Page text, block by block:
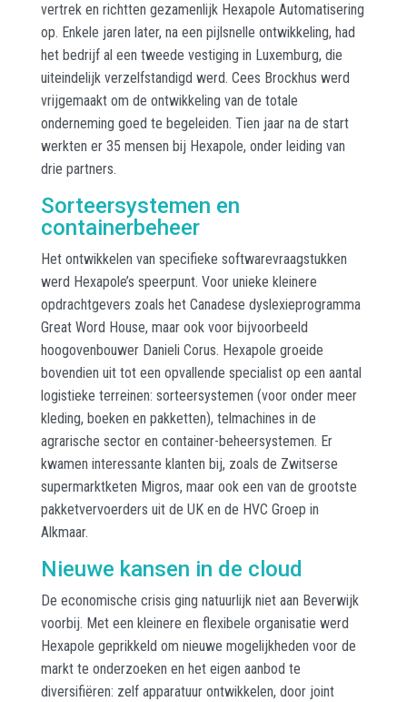
vertrek en richtten gezamenlijk Hexapole Automatisering
op. Enkele jaren later, na een pijlsnelle ontwikkeling, had
het bedrijf al een tweede vestiging in Luxemburg, die
uiteindelijk verzelfstandigd werd. Cees Brockhus werd
vrijgemaakt om de ontwikkeling van de totale
onderneming goed te begeleiden. Tien jaar na de start
werkten er 35 mensen bij Hexapole, onder leiding van
drie partners.
Sorteersystemen en
containerbeheer
Het ontwikkelen van specifieke softwarevraagstukken
werd Hexapole’s speerpunt. Voor unieke kleinere
opdrachtgevers zoals het Canadese dyslexieprogramma
Great Word House, maar ook voor bijvoorbeeld
hoogovenbouwer Danieli Corus. Hexapole groeide
bovendien uit tot een opvallende specialist op een aantal
logistieke terreinen: sorteersystemen (voor onder meer
kleding, boeken en pakketten), telmachines in de
agrarische sector en container-beheersystemen. Er
kwamen interessante klanten bij, zoals de Zwitserse
supermarktketen Migros, maar ook een van de grootste
pakketvervoerders uit de UK en de HVC Groep in
Alkmaar.
Nieuwe kansen in de cloud
De economische crisis ging natuurlijk niet aan Beverwijk
voorbij. Met een kleinere en flexibele organisatie werd
Hexapole geprikkeld om nieuwe mogelijkheden voor de
markt te onderzoeken en het eigen aanbod te
diversifiëren: zelf apparatuur ontwikkelen, door joint